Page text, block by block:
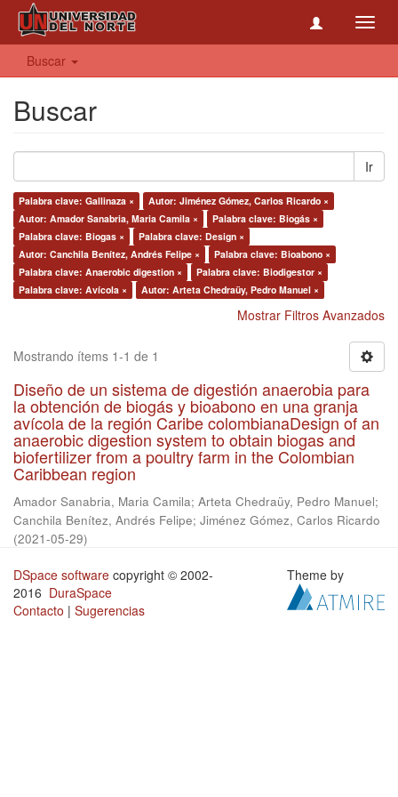
Buscar
Buscar
Ir
Palabra clave: Gallinaza ×
Autor: Jiménez Gómez, Carlos Ricardo ×
Autor: Amador Sanabria, Maria Camila ×
Palabra clave: Biogás ×
Palabra clave: Biogas ×
Palabra clave: Design ×
Autor: Canchila Benítez, Andrés Felipe ×
Palabra clave: Bioabono ×
Palabra clave: Anaerobic digestion ×
Palabra clave: Biodigestor ×
Palabra clave: Avícola ×
Autor: Arteta Chedraüy, Pedro Manuel ×
Mostrar Filtros Avanzados
Mostrando ítems 1-1 de 1
Diseño de un sistema de digestión anaerobia para
la obtención de biogás y bioabono en una granja
avícola de la región Caribe colombianaDesign of an
anaerobic digestion system to obtain biogas and
biofertilizer from a poultry farm in the Colombian
Caribbean region
Amador Sanabria, Maria Camila; Arteta Chedraüy, Pedro Manuel;
Canchila Benítez, Andrés Felipe; Jiménez Gómez, Carlos Ricardo
(2021-05-29)
DSpace software copyright © 2002-
2016 DuraSpace
Contacto | Sugerencias
Theme by